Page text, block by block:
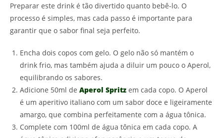
Preparar este drink é tão divertido quanto bebê-lo. O
processo é simples, mas cada passo é importante para
garantir que o sabor final seja perfeito.
Encha dois copos com gelo. O gelo não só mantém o
drink frio, mas também ajuda a diluir um pouco o Aperol,
equilibrando os sabores.
Adicione 50ml de Aperol Spritz em cada copo. O Aperol
é um aperitivo italiano com um sabor doce e ligeiramente
amargo, que combina perfeitamente com a água tônica.
Complete com 100ml de água tônica em cada copo. A